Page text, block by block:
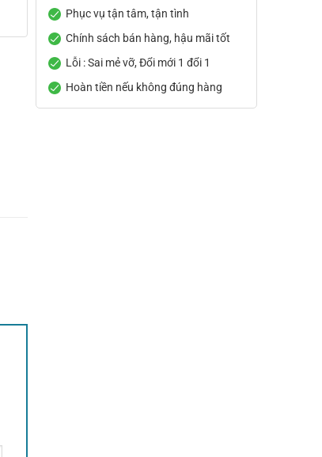
Phục vụ tận tâm, tận tình
Chính sách bán hàng, hậu mãi tốt
Lỗi : Sai mẻ vỡ, Đổi mới 1 đổi 1
Hoàn tiền nếu không đúng hàng